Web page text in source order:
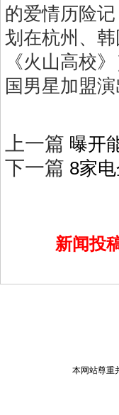
的爱情历险
划在杭州、
《火山高校
国男星加盟
上一篇 曝开
下一篇 8家
新闻投
本网站尊重